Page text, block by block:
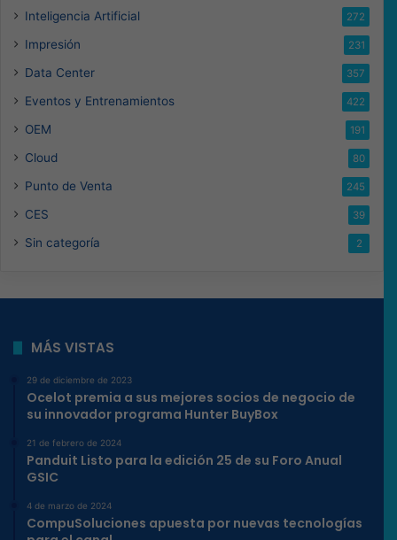
Inteligencia Artificial 272
Impresión 231
Data Center 357
Eventos y Entrenamientos 422
OEM 191
Cloud 80
Punto de Venta 245
CES 39
Sin categoría 2
MÁS VISTAS
29 de diciembre de 2023
Ocelot premia a sus mejores socios de negocio de
su innovador programa Hunter BuyBox
21 de febrero de 2024
Panduit Listo para la edición 25 de su Foro Anual
GSIC
4 de marzo de 2024
CompuSoluciones apuesta por nuevas tecnologías